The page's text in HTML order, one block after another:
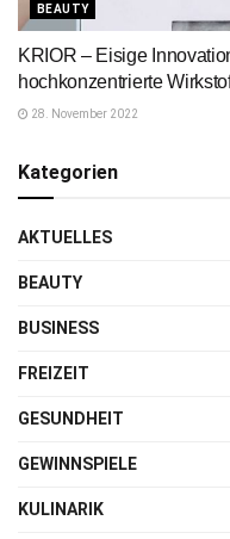
BEAUTY
KRIOR – Eisige
hochkonzentrierte
28. November 2022
Kategorien
AKTUELLES
BEAUTY
BUSINESS
FREIZEIT
GESUNDHEIT
GEWINNSPIELE
KULINARIK